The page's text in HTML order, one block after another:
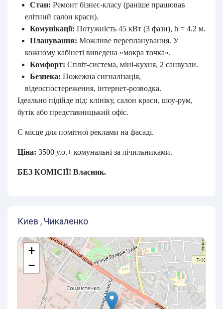
Стан: Ремонт бізнес-класу (раніше працював
елітний салон краси).
Комунікації: Потужність 45 кВт (3 фази), h = 4.2 м.
Планування: Можливе перепланування. У
кожному кабінеті виведена «мокра точка».
Комфорт: Спліт-система, міні-кухня, 2 санвузли.
Безпека: Пожежна сигналізація,
відеоспостереження, інтернет-розводка.
Ідеально підійде під: клініку, салон краси, шоу-рум,
бутік або представницький офіс.
Є місце для помітної реклами на фасаді.
Ціна: 3500 у.о.+ комунальні за лічильниками.
БЕЗ КОМІСІЇ! Власник.
Киев , Чикаленко
+
−